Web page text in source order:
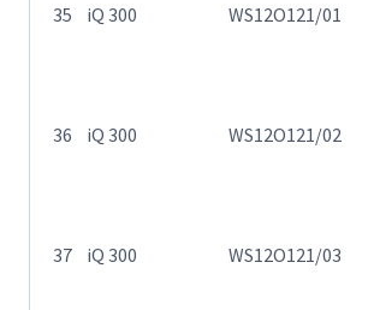
35 iQ 300 WS12O121/01
36 iQ 300 WS12O121/02
37 iQ 300 WS12O121/03